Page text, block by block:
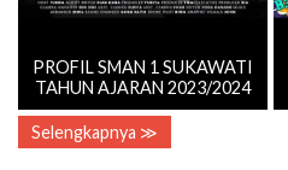
PROFIL SMAN 1 SUKAWATI
TAHUN AJARAN 2023/2024
Selengkapnya ≫